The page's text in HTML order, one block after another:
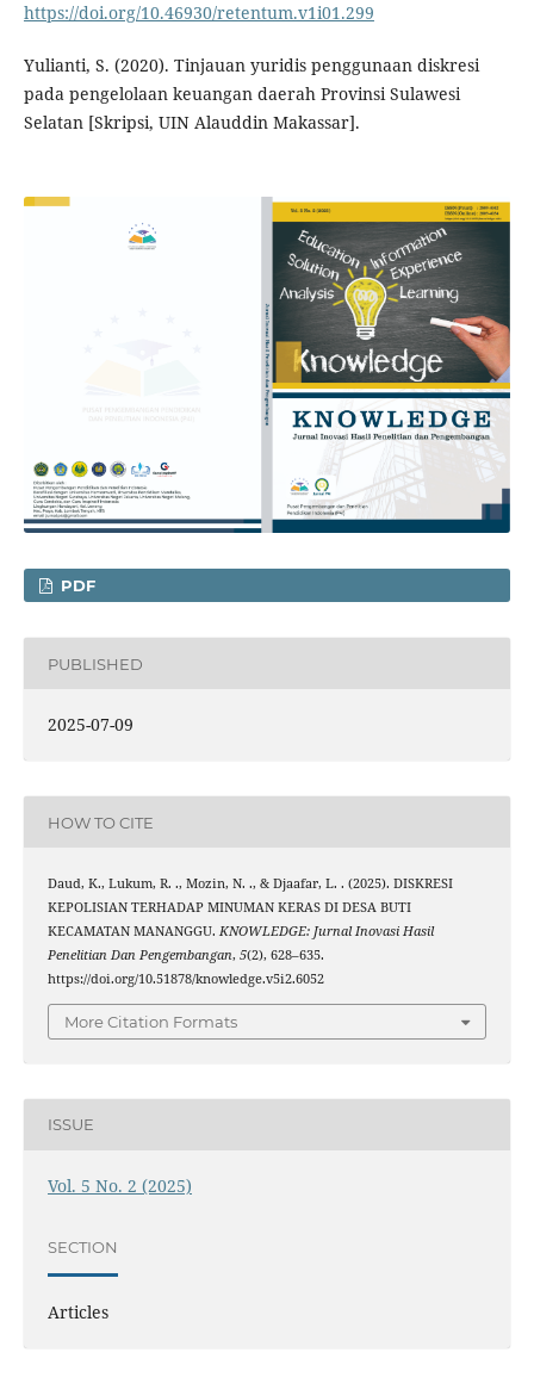
https://doi.org/10.46930/retentum.v1i01.299
Yulianti, S. (2020). Tinjauan yuridis penggunaan diskresi
pada pengelolaan keuangan daerah Provinsi Sulawesi
Selatan [Skripsi, UIN Alauddin Makassar].
PDF
PUBLISHED
2025-07-09
HOW TO CITE
Daud, K., Lukum, R. ., Mozin, N. ., & Djaafar, L. . (2025). DISKRESI
KEPOLISIAN TERHADAP MINUMAN KERAS DI DESA BUTI
KECAMATAN MANANGGU. KNOWLEDGE: Jurnal Inovasi Hasil
Penelitian Dan Pengembangan, 5(2), 628–635.
https://doi.org/10.51878/knowledge.v5i2.6052
More Citation Formats
ISSUE
Vol. 5 No. 2 (2025)
SECTION
Articles